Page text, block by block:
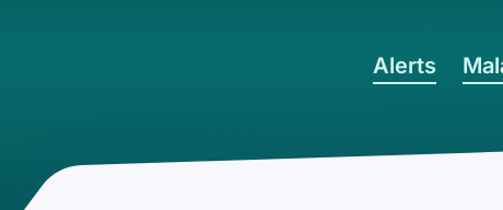
Alerts